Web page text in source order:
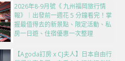
2026年8-9月號《 九州福岡旅行情
報》｜出發前一週花 5 分鐘看完！掌
握最值得去的新景點、限定活動、私
房一日遊、住宿優惠一次整理
【Agoda訂房 x CJ夫人】日本自由行